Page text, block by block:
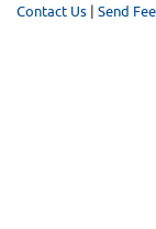
Contact Us | Send